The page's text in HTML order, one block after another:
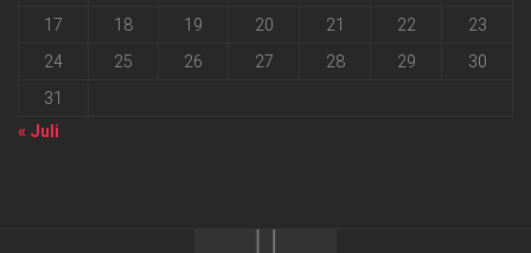
17
18 19 20 21 22
23
24
25 26 27 28 29
30
31
« Juli